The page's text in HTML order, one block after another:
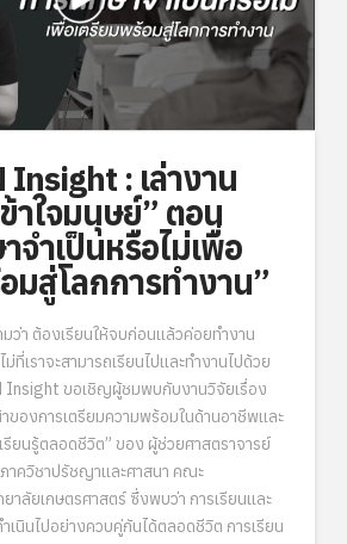
Insight : เล่างาน
าใจมนุษย์” ตอน
จำเป็นหรือไม่เพื่อ
มสู่โลกการทำงาน”
ว่า ต้องเรียนให้จบก่อนแล้วค่อยทำงาน
ม่ที่เราจะสามารถเรียนไปและทำงานไปด้วย
Insight ขอเชิญผู้ชมพบกับงานวิจัยเรื่อง
ของการเตรียมความพร้อมในด้านอาชีพและ
ยนรู้ตลอดชีวิต” ของ ผู้ช่วยศาสตราจารย์
าควิชาปรัชญาและศาสนา คณะ
าลัยเกษตรศาสตร์ ซึ่งพบว่า การเรียนและ
เนินไปอย่างควบคู่กันได้ตลอดชีวิต การเรียน